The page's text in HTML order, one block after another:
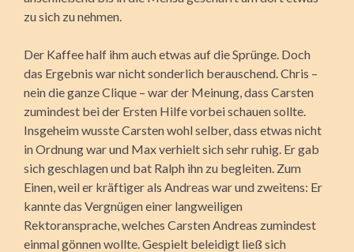
zu sich zu nehmen.
Der Kaffee half ihm auch etwas auf die Sprünge. Doch
das Ergebnis war nicht sonderlich berauschend. Chris –
nein die ganze Clique – war der Meinung, dass Carsten
zumindest bei der Ersten Hilfe vorbei schauen sollte.
Insgeheim wusste Carsten wohl selber, dass etwas nicht
in Ordnung war und Max verhielt sich sehr ruhig. Er gab
sich geschlagen und bat Ralph ihn zu begleiten. Zum
Einen, weil er kräftiger als Andreas war und zweitens: Er
kannte das Vergnügen einer langweiligen
Rektoransprache, welches Carsten Andreas zumindest
einmal gönnen wollte. Gespielt beleidigt ließ sich